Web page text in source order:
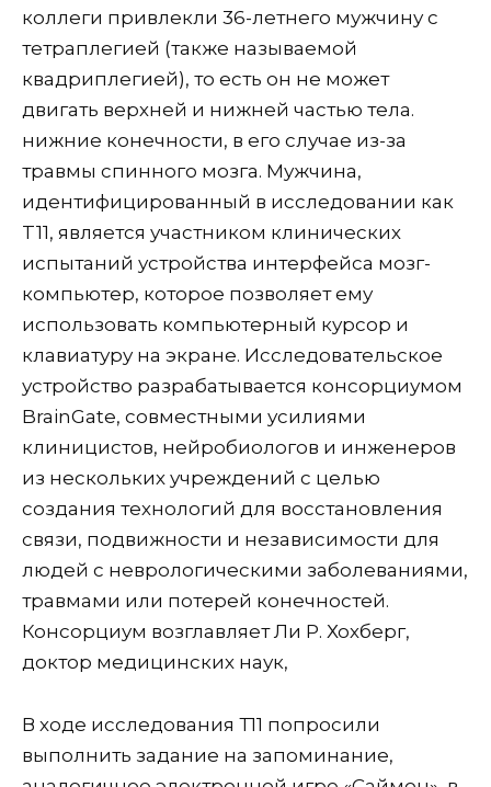
коллеги привлекли 36-летнего мужчину с
тетраплегией (также называемой
квадриплегией), то есть он не может
двигать верхней и нижней частью тела.
нижние конечности, в его случае из-за
травмы спинного мозга. Мужчина,
идентифицированный в исследовании как
T11, является участником клинических
испытаний устройства интерфейса мозг-
компьютер, которое позволяет ему
использовать компьютерный курсор и
клавиатуру на экране. Исследовательское
устройство разрабатывается консорциумом
BrainGate, совместными усилиями
клиницистов, нейробиологов и инженеров
из нескольких учреждений с целью
создания технологий для восстановления
связи, подвижности и независимости для
людей с неврологическими заболеваниями,
травмами или потерей конечностей.
Консорциум возглавляет Ли Р. Хохберг,
доктор медицинских наук,
В ходе исследования Т11 попросили
выполнить задание на запоминание,